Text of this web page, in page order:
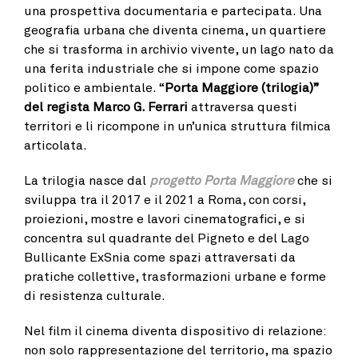
una prospettiva documentaria e partecipata. Una
geografia urbana che diventa cinema, un quartiere
che si trasforma in archivio vivente, un lago nato da
una ferita industriale che si impone come spazio
politico e ambientale. “Porta Maggiore (trilogia)”
del regista Marco G. Ferrari attraversa questi
territori e li ricompone in un’unica struttura filmica
articolata.
La trilogia nasce dal progetto Porta Maggioreche si
sviluppa tra il 2017 e il 2021 a Roma, con corsi,
proiezioni, mostre e lavori cinematografici, e si
concentra sul quadrante del Pigneto e del Lago
Bullicante ExSnia come spazi attraversati da
pratiche collettive, trasformazioni urbane e forme
di resistenza culturale.
Nel film il cinema diventa dispositivo di relazione:
non solo rappresentazione del territorio, ma spazio